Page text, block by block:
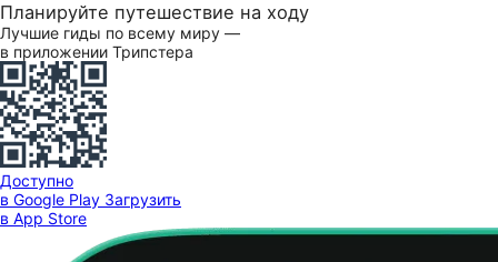
Планируйте путешествие на ходу
Лучшие гиды по всему миру —
в приложении Трипстера
Доступно
в Google Play Загрузить
в App Store